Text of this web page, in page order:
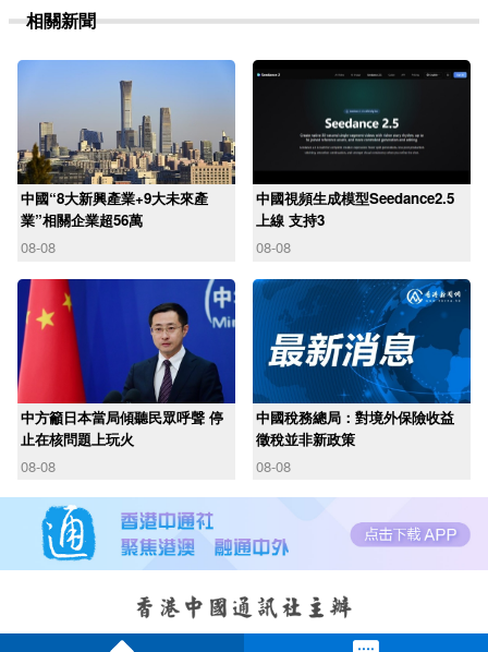
相關新聞
中國“8大新興產業+9大未來產
業”相關企業超56萬
08-08
中國視頻生成模型Seedance2.5
上線 支持3
08-08
中方籲日本當局傾聽民眾呼聲 停
止在核問題上玩火
08-08
中國稅務總局：對境外保險收益
徵稅並非新政策
08-08